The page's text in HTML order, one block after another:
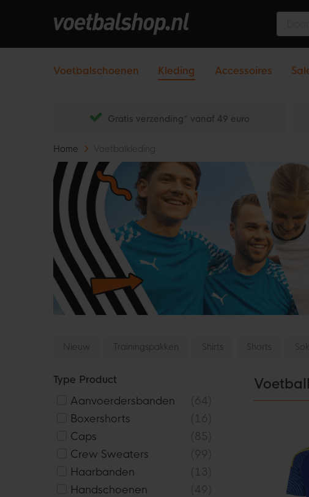
Voetbalschoenen Kleding Accessoires
Gratis verzending* vanaf 49 euro
Home Voetbalkleding
Nieuw Trainingspakken Shirts Shorts
Type Product
Aanvoerdersbanden
64
Boxershorts
16
Caps
85
Crew Sweaters
99
Haarbanden
13
Handschoenen
49